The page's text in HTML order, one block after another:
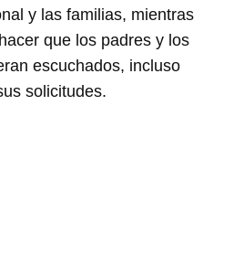
y las familias, mientras
que los padres y los
escuchados, incluso
solicitudes.